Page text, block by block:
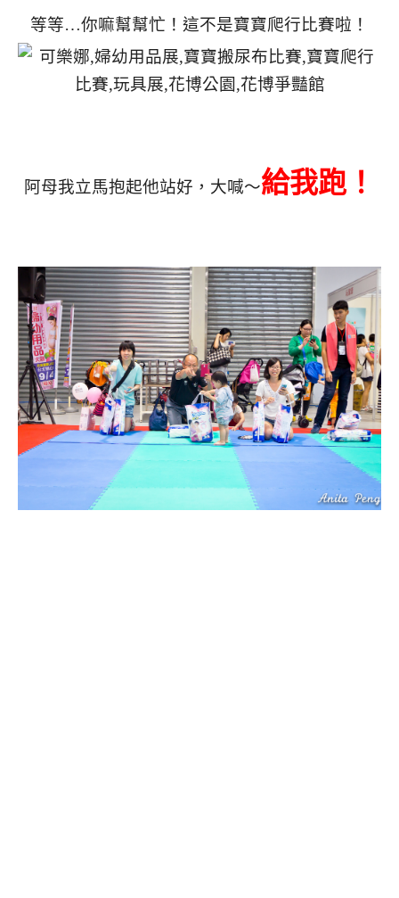
等等…你嘛幫幫忙！這不是寶寶爬行比賽啦！
阿母我立馬抱起他站好，大喊～給我跑！